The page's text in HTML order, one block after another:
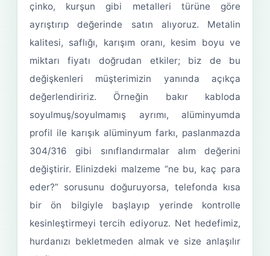
çinko, kurşun gibi metalleri türüne göre
ayrıştırıp değerinde satın alıyoruz. Metalin
kalitesi, saflığı, karışım oranı, kesim boyu ve
miktarı fiyatı doğrudan etkiler; biz de bu
değişkenleri müşterimizin yanında açıkça
değerlendiririz. Örneğin bakır kabloda
soyulmuş/soyulmamış ayrımı, alüminyumda
profil ile karışık alüminyum farkı, paslanmazda
304/316 gibi sınıflandırmalar alım değerini
değiştirir. Elinizdeki malzeme “ne bu, kaç para
eder?” sorusunu doğuruyorsa, telefonda kısa
bir ön bilgiyle başlayıp yerinde kontrolle
kesinleştirmeyi tercih ediyoruz. Net hedefimiz,
hurdanızı bekletmeden almak ve size anlaşılır